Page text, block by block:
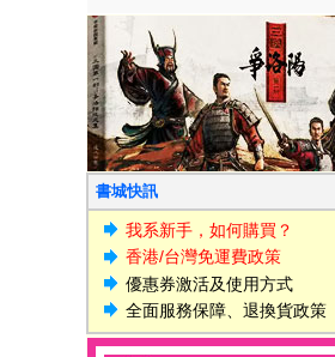
書城快訊
我系新手，如何購買？
香港/台灣免運費政策
優惠券激活及使用方式
全面服務保障、退換貨政策